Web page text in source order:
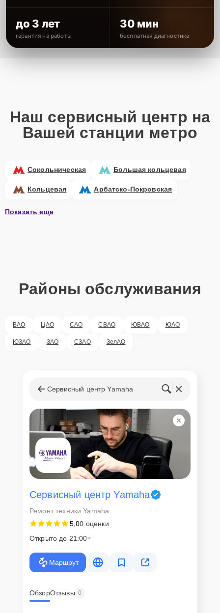
до 3 лет
гарантия на работы
30 мин
бесплатная диагностика
Наш сервисный центр на
Вашей станции метро
Сокольническая Большая кольцевая
Кольцевая Арбатско-Покровская
Показать еще
Районы обслуживания
ВАО ЦАО САО СВАО ЮВАО ЮАО
ЮЗАО ЗАО СЗАО ЗелАО
Сервисный центр Yamaha
Сервисный центр Yamaha
Ремонт техники Yamaha
5,00 оценки
Открыто до 21:00
Маршрут
ОбзорОтзывы 0